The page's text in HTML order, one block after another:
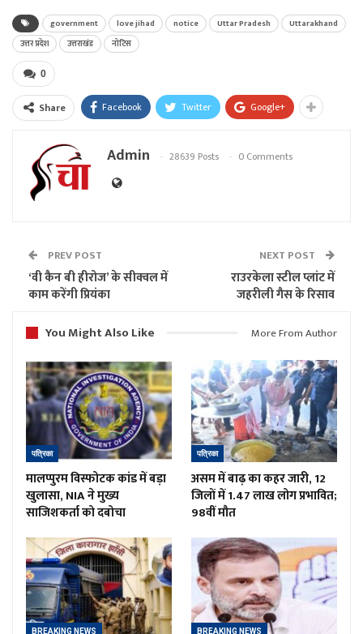
government love jihad notice Uttar Pradesh
Uttarakhand
उत्तर प्रदेश
उत्तराखंड नोटिस
0
Share Facebook Twitter Google+
Admin 28639 Posts 0 Comments
PREV POST
‘वी कैन बी हीरोज’ के सीक्वल में
काम करेंगी प्रियंका
NEXT POST
राउरकेला स्टील प्लांट में
जहरीली गैस के रिसाव
You Might Also Like
More From Author
पत्रिका
मालप्पुरम विस्फोटक कांड में बड़ा
खुलासा, NIA ने मुख्य
साजिशकर्ता को दबोचा
पत्रिका
असम में बाढ़ का कहर जारी, 12
जिलों में 1.47 लाख लोग प्रभावित;
98वीं मौत
BREAKING NEWS BREAKING NEWS